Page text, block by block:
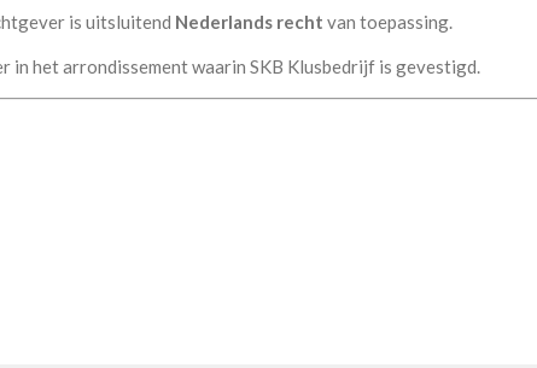
is uitsluitend Nederlands recht van toepassing.
het arrondissement waarin SKB Klusbedrijf is gevestigd.